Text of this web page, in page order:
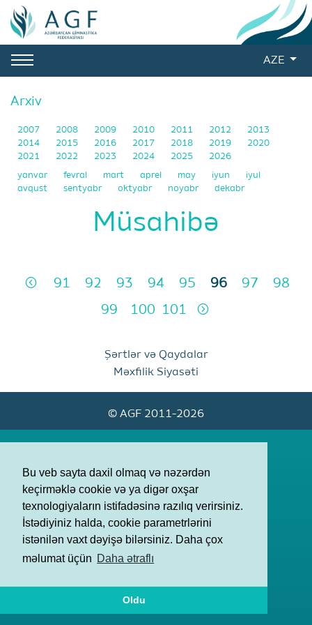
Bu veb sayta daxil olmaq və nəzərdən
keçirməklə cookie və ya digər oxşar
texnologiyaların istifadəsinə razılıq verirsiniz.
İstədiyiniz halda, cookie parametrlərini
istənilən vaxt dəyişə bilərsiniz. Daha çox
məlumat üçün Daha ətraflı
Oldu
AZE
Arxiv
2007 2008 2009 2010 2011 2012
2013
2014
2015 2016 2017 2018 2019
2020
2021
2022 2023 2024 2025 2026
yanvar fevral mart aprel may iyun
iyul
avqust
sentyabr oktyabr noyabr dekabr
Müsahibə
91 92 93 94 95 96 97
98
99
100 101
Şərtlər və Qaydalar
Məxfilik Siyasəti
© AGF 2011-2026